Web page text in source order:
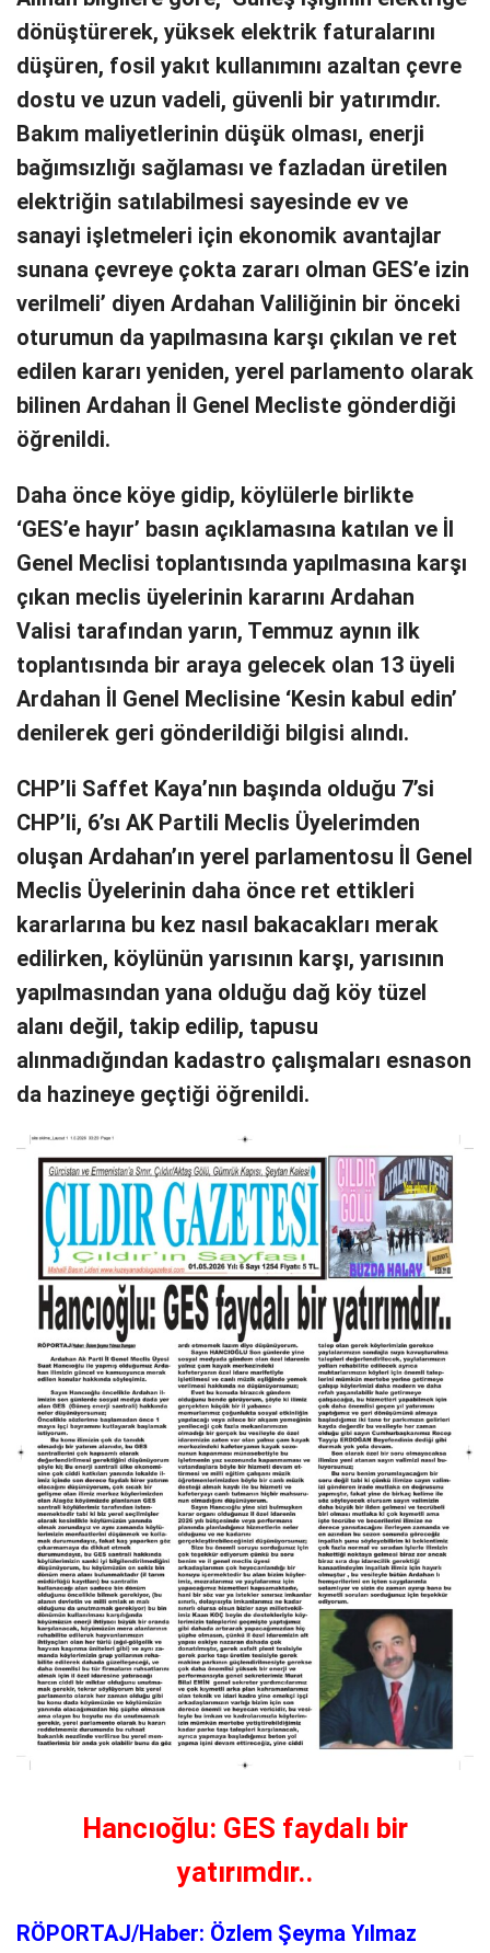
dönüştürerek, yüksek elektrik faturalarını
düşüren, fosil yakıt kullanımını azaltan çevre
dostu ve uzun vadeli, güvenli bir yatırımdır.
Bakım maliyetlerinin düşük olması, enerji
bağımsızlığı sağlaması ve fazladan üretilen
elektriğin satılabilmesi sayesinde ev ve
sanayi işletmeleri için ekonomik avantajlar
sunana çevreye çokta zararı olman GES’e izin
verilmeli’ diyen Ardahan Valiliğinin bir önceki
oturumun da yapılmasına karşı çıkılan ve ret
edilen kararı yeniden, yerel parlamento olarak
bilinen Ardahan İl Genel Mecliste gönderdiği
öğrenildi.
Daha önce köye gidip, köylülerle birlikte
‘GES’e hayır’ basın açıklamasına katılan ve İl
Genel Meclisi toplantısında yapılmasına karşı
çıkan meclis üyelerinin kararını Ardahan
Valisi tarafından yarın, Temmuz aynın ilk
toplantısında bir araya gelecek olan 13 üyeli
Ardahan İl Genel Meclisine ‘Kesin kabul edin’
denilerek geri gönderildiği bilgisi alındı.
CHP’li Saffet Kaya’nın başında olduğu 7’si
CHP’li, 6’sı AK Partili Meclis Üyelerimden
oluşan Ardahan’ın yerel parlamentosu İl Genel
Meclis Üyelerinin daha önce ret ettikleri
kararlarına bu kez nasıl bakacakları merak
edilirken, köylünün yarısının karşı, yarısının
yapılmasından yana olduğu dağ köy tüzel
alanı değil, takip edilip, tapusu
alınmadığından kadastro çalışmaları esnason
da hazineye geçtiği öğrenildi.
Hancıoğlu: GES faydalı bir
yatırımdır..
RÖPORTAJ/Haber: Özlem Şeyma Yılmaz